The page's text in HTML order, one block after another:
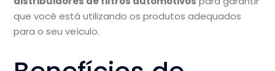
que você está utilizando os produtos adequados
para o seu veículo.